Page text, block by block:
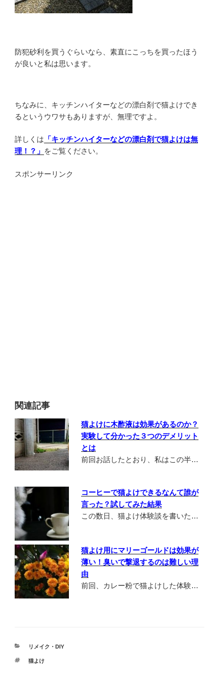
防犯砂利を買うぐらいなら、素直にこっちを買ったほう
が良いと私は思います。
ちなみに、キッチンハイターなどの漂白剤で猫よけでき
るというウワサもありますが、無理ですよ。
詳しくは 「キッチンハイターなどの漂白剤で猫よけは無
理！？」 をご覧ください。
スポンサーリンク
関連記事
猫よけに木酢液は効果があるのか？
実験して分かった３つのデメリット
とは
前回お話したとおり、私はこの半…
コーヒーで猫よけできるなんて誰が
言った？試してみた結果
この数日、猫よけ体験談を書いた…
猫よけ用にマリーゴールドは効果が
薄い！臭いで撃退するのは難しい理
由
前回、カレー粉で猫よけした体験…
カ
ゴ
リメイク・DIY
タ
猫よけ